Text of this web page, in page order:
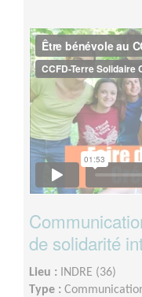
de solidarité
Lieu :
INDRE (36)
Type :